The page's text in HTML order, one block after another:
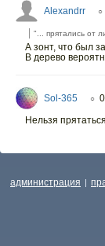
Alexandrr ○
"... прятались от
А зонт, что был
В дерево
Sol-365 ○
Нельзя
администрация |